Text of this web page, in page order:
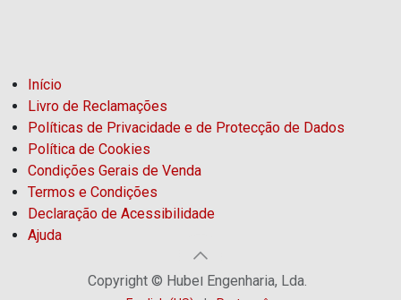
Início
Livro de Reclamações
Políticas de Privacidade e de Protecção de Dados
Política de Cookies
Condições Gerais de Venda
Termos e Condições
Declaração de Acessibilidade
Ajuda
Copyright © Hubel Engenharia, Lda.